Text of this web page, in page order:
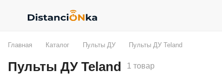
Главная Каталог Пульты ДУ Пульты ДУ Teland
Пульты ДУ Teland 1 товар